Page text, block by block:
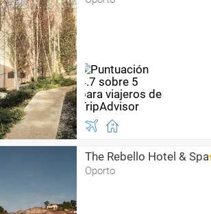
The Rebello Hotel & Spa
Oporto